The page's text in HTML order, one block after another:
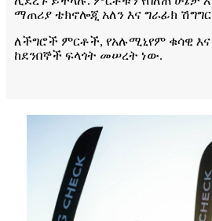
ማጠሪያ ቴክኖሎጂ አለን እና ግራፊክ
ለችግሮች ምርቶች, የአሉሚኒየም ቁሳዊ
ከደንበኞች ፍላጎት መሠረት ነው.